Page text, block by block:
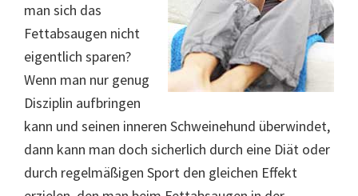
man sich das
Fettabsaugen nicht
eigentlich sparen?
Wenn man nur genug
Disziplin aufbringen
kann und seinen inneren Schweinehund überwindet,
dann kann man doch sicherlich durch eine Diät oder
durch regelmäßigen Sport den gleichen Effekt